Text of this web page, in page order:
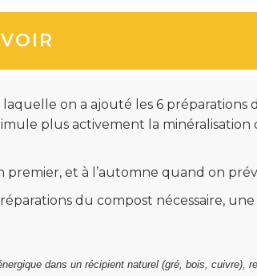
laquelle on a ajouté les 6
plus activement la
premier, et à l’automne quand on
du compost nécessaire,
dans un récipient naturel (gré, bois,